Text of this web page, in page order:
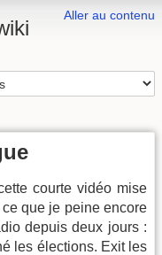
Aller au contenu
courte vidéo mise
que je peine encore
depuis deux jours :
les élections. Exit les